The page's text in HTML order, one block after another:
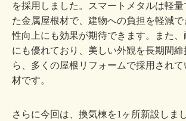
を採用しました。スマートメタルは軽
た金属屋根材で、建物への負担を軽減
性向上にも効果が期待できます。また
にも優れており、美しい外観を長期間
ら、多くの屋根リフォームで採用され
材です。
さらに今回は、換気棟を1ヶ所新設しま